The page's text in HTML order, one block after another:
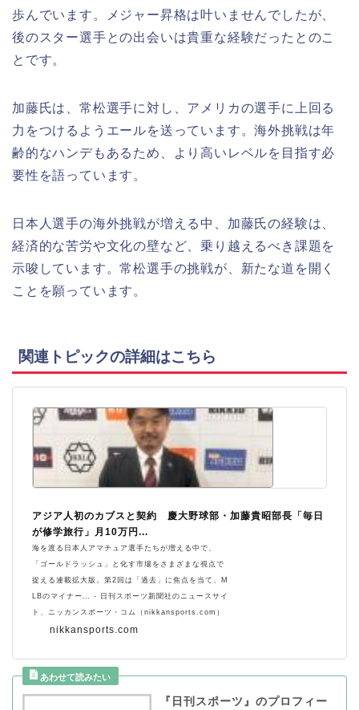
歩んでいます。メジャー昇格は叶いませんでしたが、
後のスター選手との出会いは貴重な経験だったとのこ
とです。
加藤氏は、常松選手に対し、アメリカの選手に上回る
力をつけるようエールを送っています。海外挑戦は年
齢的なハンデもあるため、より高いレベルを目指す必
要性を語っています。
日本人選手の海外挑戦が増える中、加藤氏の経験は、
経済的な苦労や文化の壁など、乗り越えるべき課題を
示唆しています。常松選手の挑戦が、新たな道を開く
ことを願っています。
関連トピックの詳細はこちら
nikkansports.com
アジア人初のカブスと契約 慶大野球部・加藤貴昭部長「毎日
が修学旅行」月10万円...
海を渡る日本人アマチュア選手たちが増える中で、
「ゴールドラッシュ」と化す市場をさまざまな視点で
捉える連載拡大版。第2回は「過去」に焦点を当て、M
LBのマイナー… - 日刊スポーツ新聞社のニュースサイ
ト、ニッカンスポーツ・コム（nikkansports.com）
『日刊スポーツ』のプロフィー